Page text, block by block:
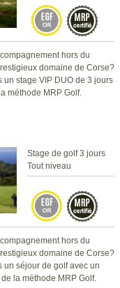
hors du
domaine de Corse?
un stage VIP DUO de 3 jours
méthode MRP Golf.
Stage de golf 3 jours
Tout niveau
hors du
domaine de Corse?
un séjour de golf avec un
la méthode MRP Golf.